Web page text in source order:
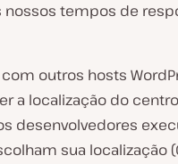
nossos tempos de
outros hosts
a localização do
desenvolvedores
sua localização